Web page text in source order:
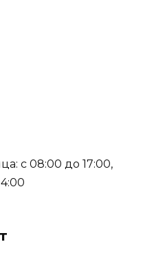
с 08:00 до 17:00,